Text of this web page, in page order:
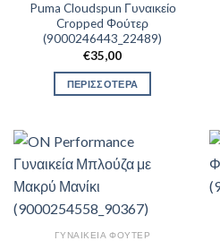
Puma Cloudspun Γυναικείο
Cropped Φούτερ
(9000246443_22489)
€35,00
ΠΕΡΙΣΣΟΤΕΡΑ
ΓΥΝΑΙΚΕΊΑ ΦΟΎΤΕΡ